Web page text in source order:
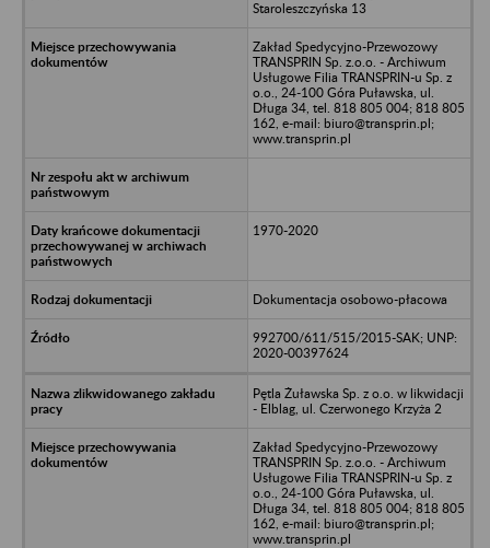
Staroleszczyńska 13
Zakład Spedycyjno-Przewozowy
TRANSPRIN Sp. z.o.o. - Archiwum
Usługowe Filia TRANSPRIN-u Sp. z
o.o., 24-100 Góra Puławska, ul.
Długa 34, tel. 818 805 004; 818 805
162, e-mail: biuro@transprin.pl;
www.transprin.pl
1970-2020
Dokumentacja osobowo-płacowa
992700/611/515/2015-SAK; UNP:
2020-00397624
Pętla Żuławska Sp. z o.o. w likwidacji
- Elblag, ul. Czerwonego Krzyża 2
Zakład Spedycyjno-Przewozowy
TRANSPRIN Sp. z.o.o. - Archiwum
Usługowe Filia TRANSPRIN-u Sp. z
o.o., 24-100 Góra Puławska, ul.
Długa 34, tel. 818 805 004; 818 805
162, e-mail: biuro@transprin.pl;
www.transprin.pl